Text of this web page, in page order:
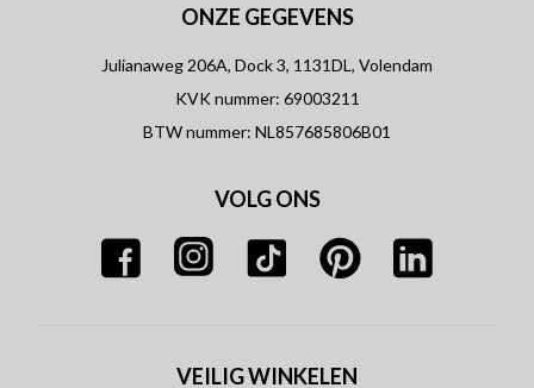
ONZE GEGEVENS
Julianaweg 206A, Dock 3, 1131DL, Volendam
KVK nummer: 69003211
BTW nummer: NL857685806B01
VOLG ONS
VEILIG WINKELEN